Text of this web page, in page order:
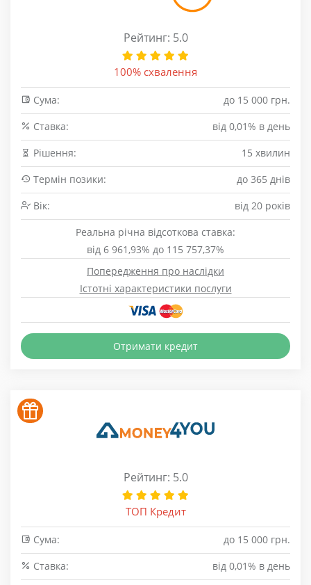
Рейтинг: 5.0
100% схвалення
Сума:
до 15 000 грн.
Cтавка:
від 0,01% в день
Рішення:
15 хвилин
Термін позики:
до 365 днів
Вік:
від 20 років
Реальна річна відсоткова ставка:
від 6 961,93% до 115 757,37%
Попередження про наслідки
Істотні характеристики послуги
Отримати кредит
Рейтинг: 5.0
ТОП Кредит
Сума:
до 15 000 грн.
Cтавка:
від 0,01% в день